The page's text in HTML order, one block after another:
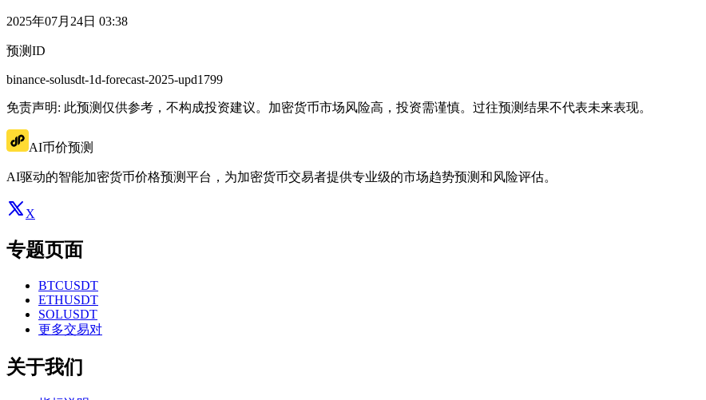
2025年07月24日 03:38
预测ID
binance-solusdt-1d-forecast-2025-upd1799
免责声明: 此预测仅供参考，不构成投资建议。加密货币市场风险高，投资需谨慎。过往预测结果不代表未来表现。
AI币价预测
AI驱动的智能加密货币价格预测平台，为加密货币交易者提供专业级的市场趋势预测和风险评估。
X
专题页面
BTCUSDT
ETHUSDT
SOLUSDT
更多交易对
关于我们